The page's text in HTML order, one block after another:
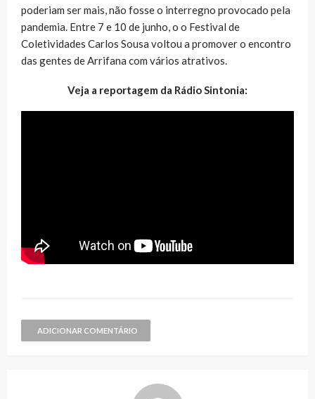
poderiam ser mais, não fosse o interregno provocado pela
pandemia. Entre 7 e 10 de junho, o o Festival de
Coletividades Carlos Sousa voltou a promover o encontro
das gentes de Arrifana com vários atrativos.
Veja a reportagem da Rádio Sintonia:
ADICIONAR COMENTÁRIO